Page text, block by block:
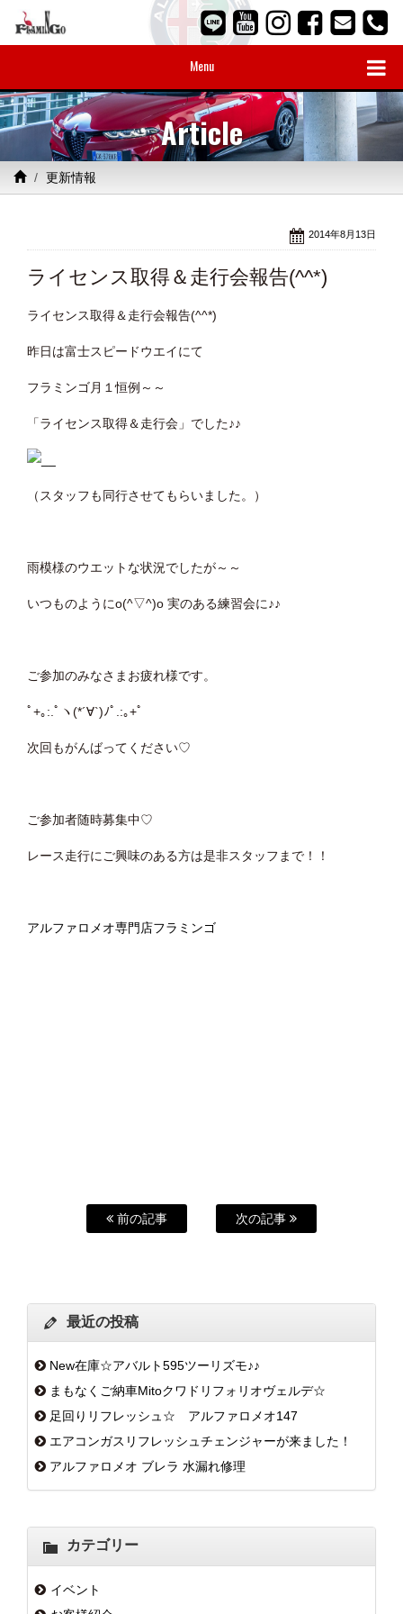
Menu
Article
更新情報
2014年8月13日
ライセンス取得＆走行会報告(^^*)
ライセンス取得＆走行会報告(^^*)
昨日は富士スピードウエイにて
フラミンゴ月１恒例～～
「ライセンス取得＆走行会」でした♪♪
（スタッフも同行させてもらいました。）
雨模様のウエットな状況でしたが～～
いつものようにo(^▽^)o 実のある練習会に♪♪
ご参加のみなさまお疲れ様です。
ﾟ+｡:.ﾟヽ(*´∀`)ﾉﾟ.:｡+ﾟ
次回もがんばってください♡
ご参加者随時募集中♡
レース走行にご興味のある方は是非スタッフまで！！
アルファロメオ専門店フラミンゴ
前の記事 次の記事
最近の投稿
New在庫☆アバルト595ツーリズモ♪♪
まもなくご納車Mitoクワドリフォリオヴェルデ☆
足回りリフレッシュ☆ アルファロメオ147
エアコンガスリフレッシュチェンジャーが来ました！
アルファロメオ ブレラ 水漏れ修理
カテゴリー
イベント